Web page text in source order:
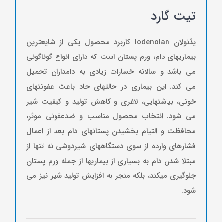
تیت گارد
یدُنولان Iodenolan کاربرد محصول يكي از شايع­ترين
بيماريهاي دام، ورم پستان است كه داراي انواع گوناگوني
مي­ باشد و سالانه خسارات زيادي به دامداران تحميل
مي­ كند. اين بيماري در حالت­هاي حاد باعث عفونت­هاي
خوني، بي­اشتهايي، لاغري و كاهش توليد و كيفيت شير
مي­ شود. انتخاب محصول مناسب و ضدعفونی موثر،
محافظت و التیام بخشیدن پستان­های دام بعد از اعمال
فشارهای وارده از سوی دستگاه­های شیردوشی نه تنها از
مبتلا شدن دام به بسیاری از بیماریها از جمله ورم پستان
جلوگیری می­کند، بلکه منجر به افزایش تولید شیر نیز می
­شود.